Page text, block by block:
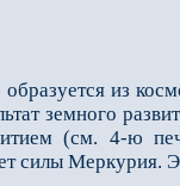
из
земного
(см. 4-ю
силы Меркурия.